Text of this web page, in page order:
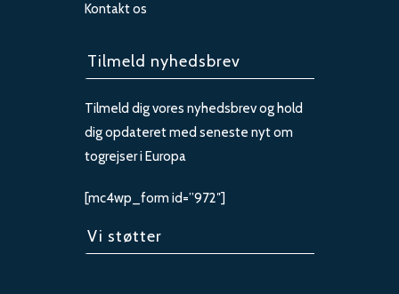
Kontakt os
Tilmeld nyhedsbrev
Tilmeld dig vores nyhedsbrev og hold
dig opdateret med seneste nyt om
togrejser i Europa
[mc4wp_form id=”972″]
Vi støtter